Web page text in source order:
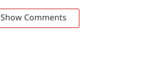
Show Comments